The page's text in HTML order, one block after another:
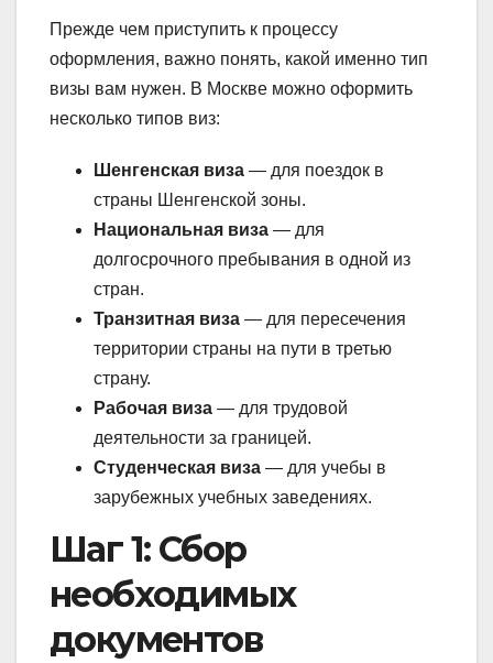
Прежде чем приступить к процессу
оформления, важно понять, какой именно тип
визы вам нужен. В Москве можно оформить
несколько типов виз:
Шенгенская виза — для поездок в
страны Шенгенской зоны.
Национальная виза — для
долгосрочного пребывания в одной из
стран.
Транзитная виза — для пересечения
территории страны на пути в третью
страну.
Рабочая виза — для трудовой
деятельности за границей.
Студенческая виза — для учебы в
зарубежных учебных заведениях.
Шаг 1: Сбор
необходимых
документов